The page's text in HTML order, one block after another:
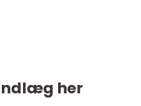
her